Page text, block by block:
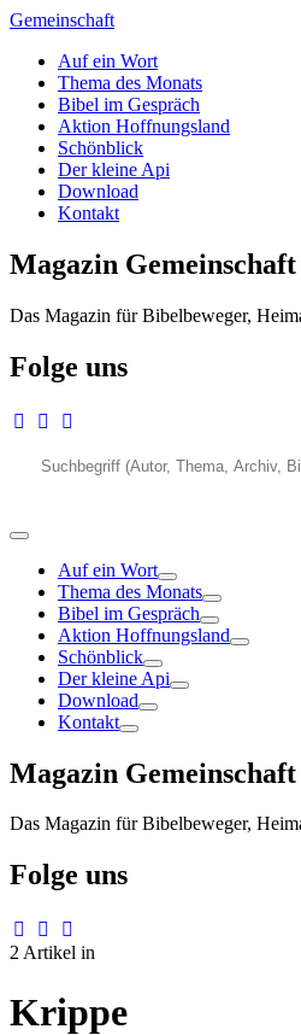
Zum
springen
Gemeinschaft
Auf ein Wort
Thema des Monats
Bibel im Gespräch
Aktion Hoffnungsland
Schönblick
Der kleine Api
Download
Kontakt
Magazin Gemeinschaft
Das Magazin für Bibelbeweger,
Folge uns
Auf ein Wort
Thema des Monats
Bibel im Gespräch
Aktion Hoffnungsland
Schönblick
Der kleine Api
Download
Kontakt
Magazin Gemeinschaft
Das Magazin für Bibelbeweger,
Folge uns
2 Artikel in
Krippe